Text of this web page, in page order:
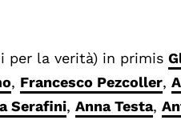
per la verità) in primis
, Francesco Pezcoller,
Serafini, Anna Testa,